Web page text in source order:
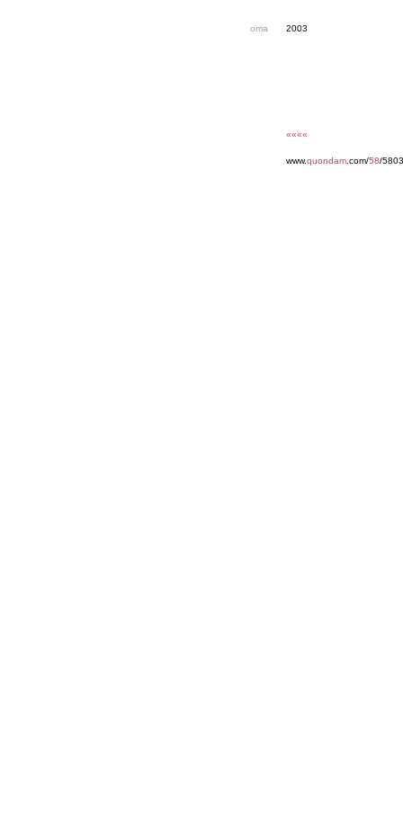
oma 2003
««««
www.quondam .com/58/